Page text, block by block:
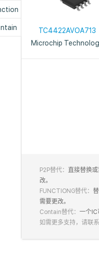
TC4422AVOA713
Microchip
P2P替代：
直接替换
改。
FUNCTIONG替代：
需要更改。
Contain替代： 一个IC
如需更多支持，请联系